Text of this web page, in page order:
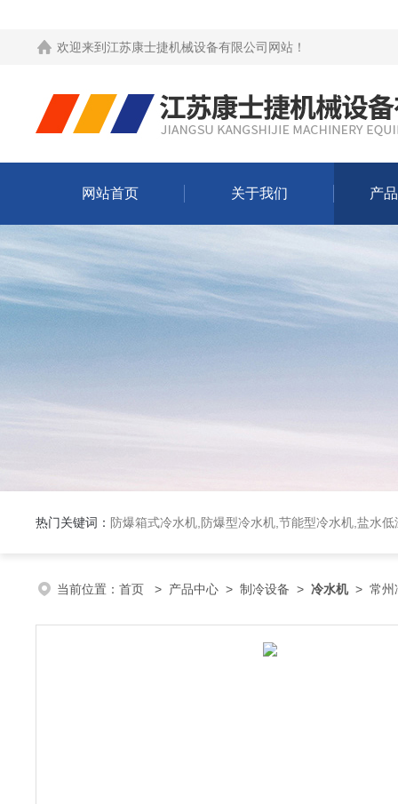
欢迎来到 江苏康士捷机械设备有限公司网站 ！
网站首页 关于我们 产
热门关键词： 防爆箱式冷水机,防爆型冷水机,节能型冷水机,盐水低
当前位置： 首页 > 产品中心 > 制冷设备 > 冷水机> 常州